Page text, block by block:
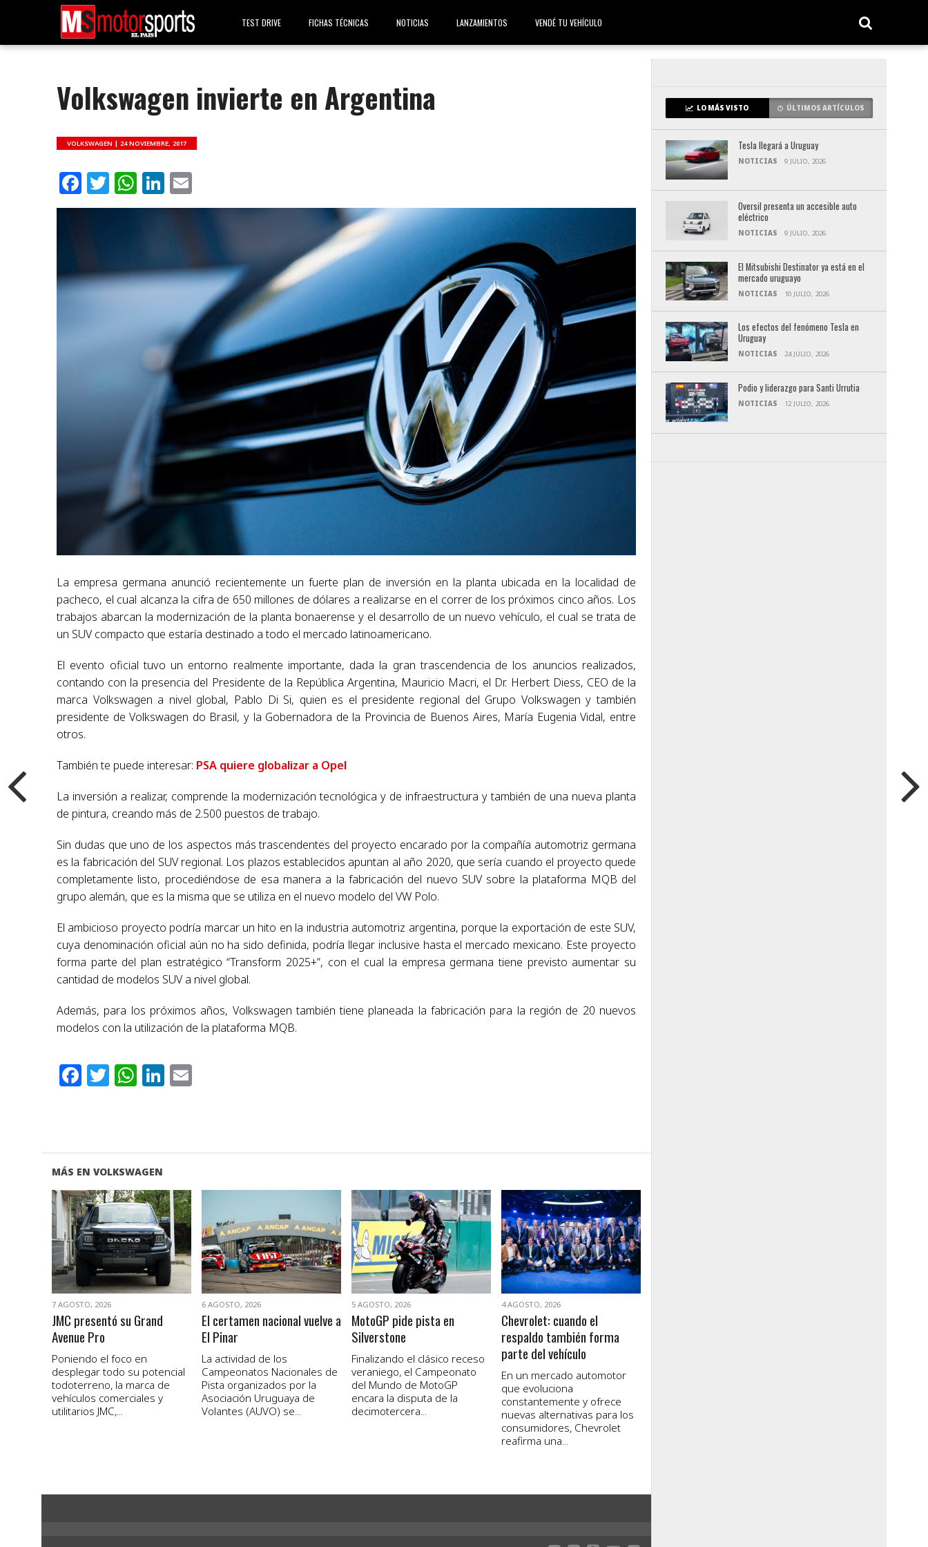
TEST DRIVE FICHAS TÉCNICAS NOTICIAS LANZAMIENTOS VENDÉ TU VEHÍCULO
Volkswagen invierte en Argentina
VOLKSWAGEN |24 NOVIEMBRE, 2017
Facebook
Twitter
WhatsApp
LinkedIn
La empresa germana anunció recientemente un fuerte plan de inversión en la planta ubicada en la localidad de
pacheco, el cual alcanza la cifra de 650 millones de dólares a realizarse en el correr de los próximos cinco años. Los
trabajos abarcan la modernización de la planta bonaerense y el desarrollo de un nuevo vehículo, el cual se trata de
un SUV compacto que estaría destinado a todo el mercado latinoamericano.
El evento oficial tuvo un entorno realmente importante, dada la gran trascendencia de los anuncios realizados,
contando con la presencia del Presidente de la República Argentina, Mauricio Macri, el Dr. Herbert Diess, CEO de la
marca Volkswagen a nivel global, Pablo Di Si, quien es el presidente regional del Grupo Volkswagen y también
presidente de Volkswagen do Brasil, y la Gobernadora de la Provincia de Buenos Aires, María Eugenia Vidal, entre
otros.
También te puede interesar: PSA quiere globalizar a Opel
La inversión a realizar, comprende la modernización tecnológica y de infraestructura y también de una nueva planta
de pintura, creando más de 2.500 puestos de trabajo.
Sin dudas que uno de los aspectos más trascendentes del proyecto encarado por la compañía automotriz germana
es la fabricación del SUV regional. Los plazos establecidos apuntan al año 2020, que sería cuando el proyecto quede
completamente listo, procediéndose de esa manera a la fabricación del nuevo SUV sobre la plataforma MQB del
grupo alemán, que es la misma que se utiliza en el nuevo modelo del VW Polo.
El ambicioso proyecto podría marcar un hito en la industria automotriz argentina, porque la exportación de este SUV,
cuya denominación oficial aún no ha sido definida, podría llegar inclusive hasta el mercado mexicano. Este proyecto
forma parte del plan estratégico “Transform 2025+”, con el cual la empresa germana tiene previsto aumentar su
cantidad de modelos SUV a nivel global.
Además, para los próximos años, Volkswagen también tiene planeada la fabricación para la región de 20 nuevos
modelos con la utilización de la plataforma MQB.
Facebook
Twitter
WhatsApp
LinkedIn
MÁS EN VOLKSWAGEN
VER NOTA
7 AGOSTO, 2026
JMC presentó su Grand
Avenue Pro
Poniendo el foco en
desplegar todo su potencial
todoterreno, la marca de
vehículos comerciales y
utilitarios JMC,...
VER NOTA
6 AGOSTO, 2026
El certamen nacional vuelve a
El Pinar
La actividad de los
Campeonatos Nacionales de
Pista organizados por la
Asociación Uruguaya de
Volantes (AUVO) se...
VER NOTA
5 AGOSTO, 2026
MotoGP pide pista en
Silverstone
Finalizando el clásico receso
veraniego, el Campeonato
del Mundo de MotoGP
encara la disputa de la
decimotercera...
VER NOTA
4 AGOSTO, 2026
Chevrolet: cuando el
respaldo también forma
parte del vehículo
En un mercado automotor
que evoluciona
constantemente y ofrece
nuevas alternativas para los
consumidores, Chevrolet
reafirma una...
LO MÁS VISTO ÚLTIMOS ARTÍCULOS
Tesla llegará a Uruguay
NOTICIAS 9 JULIO, 2026
Oversil presenta un accesible auto
eléctrico
NOTICIAS 9 JULIO, 2026
El Mitsubishi Destinator ya está en el
mercado uruguayo
NOTICIAS 10 JULIO, 2026
Los efectos del fenómeno Tesla en
Uruguay
NOTICIAS 24 JULIO, 2026
Podio y liderazgo para Santi Urrutia
NOTICIAS 12 JULIO, 2026